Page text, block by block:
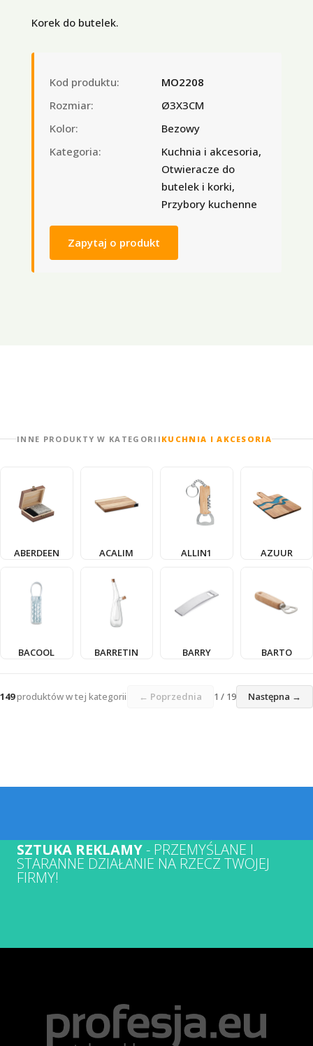
Korek do butelek.
Kod produktu:
MO2208
Rozmiar:
Ø3X3CM
Kolor:
Bezowy
Kategoria:
Kuchnia i akcesoria,
Otwieracze do
butelek i korki,
Przybory kuchenne
Zapytaj o produkt
INNE PRODUKTY W KATEGORII KUCHNIA I AKCESORIA
ABERDEEN ACALIM ALLIN1 AZUUR
BACOOL BARRETIN BARRY BARTO
149produktów w tej kategorii ← Poprzednia 1 / 19 Następna →
SZTUKA REKLAMY- PRZEMYŚLANE I
STARANNE DZIAŁANIE NA RZECZ TWOJEJ
FIRMY!